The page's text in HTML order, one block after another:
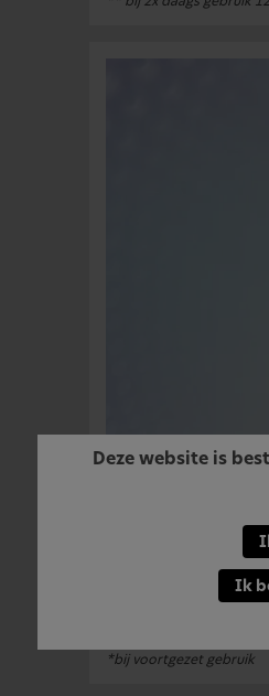
Mensen met
Overgevoeligheid
vele aspecten van
Om langdurige
occlusietechnologie.
4
Met Sensodyne
*bij voortgezet gebruik
Deze website is
Ik